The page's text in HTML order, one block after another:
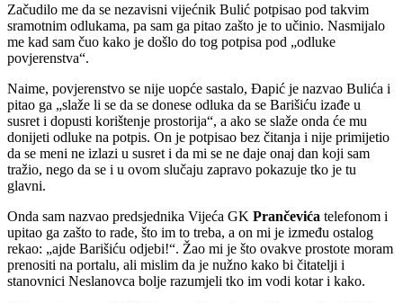
Začudilo me da se nezavisni vijećnik Bulić potpisao pod takvim
sramotnim odlukama, pa sam ga pitao zašto je to učinio. Nasmijalo
me kad sam čuo kako je došlo do tog potpisa pod „odluke
povjerenstva“.
Naime, povjerenstvo se nije uopće sastalo, Đapić je nazvao Bulića i
pitao ga „slaže li se da se donese odluka da se Barišiću izađe u
susret i dopusti korištenje prostorija“, a ako se slaže onda će mu
donijeti odluke na potpis. On je potpisao bez čitanja i nije primijetio
da se meni ne izlazi u susret i da mi se ne daje onaj dan koji sam
tražio, nego da se i u ovom slučaju zapravo pokazuje tko je tu
glavni.
Onda sam nazvao predsjednika Vijeća GK Prančevića telefonom i
upitao ga zašto to rade, što im to treba, a on mi je između ostalog
rekao: „ajde Barišiću odjebi!“. Žao mi je što ovakve prostote moram
prenositi na portalu, ali mislim da je nužno kako bi čitatelji i
stanovnici Neslanovca bolje razumjeli tko im vodi kotar i kako.